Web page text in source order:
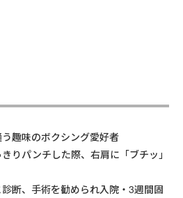
趣味のボクシング愛好者
りパンチした際、右肩に「ブチッ」
断、手術を勧められ入院・3週間固